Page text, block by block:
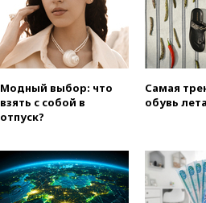
Модный выбор: что
взять с собой в
отпуск?
Самая
обувь